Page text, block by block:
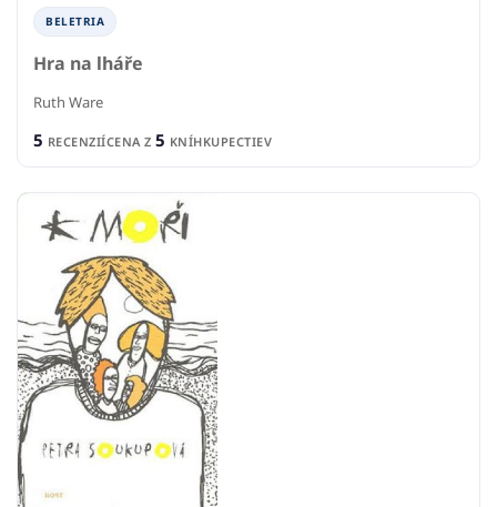
BELETRIA
Hra na lháře
Ruth Ware
5 RECENZIÍCENA Z 5 KNÍHKUPECTIEV